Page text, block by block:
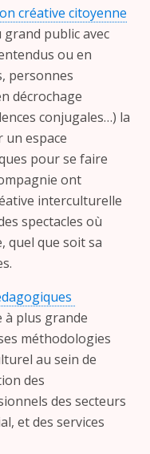
créative citoyenne
public avec
ou en
personnes
décrochage
conjugales…) la
un espace
pour se faire
ont
interculturelle
spectacles où
quel que soit sa
à plus grande
méthodologies
au sein de
des
des secteurs
et des services